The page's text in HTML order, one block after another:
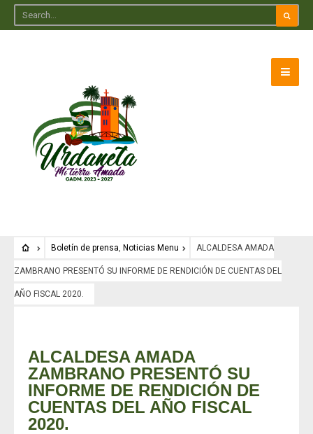
Boletín de prensa, Noticias Menu ALCALDESA AMADA
ZAMBRANO PRESENTÓ SU INFORME DE RENDICIÓN DE CUENTAS DEL
AÑO FISCAL 2020.
ALCALDESA AMADA
ZAMBRANO PRESENTÓ SU
INFORME DE RENDICIÓN DE
CUENTAS DEL AÑO FISCAL
2020.